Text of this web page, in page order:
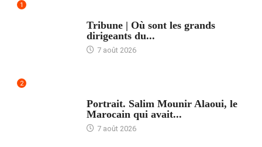
1
Tribune | Où sont les grands
dirigeants du...
7 août 2026
2
Portrait. Salim Mounir Alaoui, le
Marocain qui avait...
7 août 2026